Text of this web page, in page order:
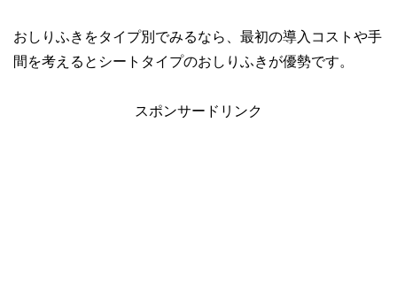
おしりふきをタイプ別でみるなら、最初の導入コストや手
間を考えるとシートタイプのおしりふきが優勢です。
スポンサードリンク